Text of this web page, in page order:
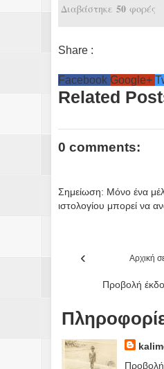
Διαβάστηκε 50 φορές
Share :
Facebook Google+
Related
0 comments:
Σημείωση: Μόνο ένα
ιστολογίου μπορεί να
‹ Αρχική
Προβολή